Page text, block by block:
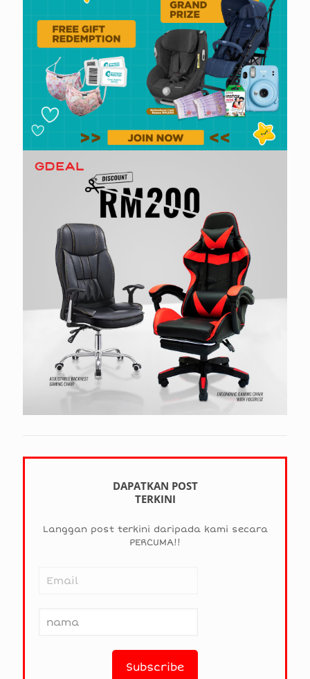
DAPATKAN POST
TERKINI
Langgan post terkini daripada kami secara
PERCUMA!!